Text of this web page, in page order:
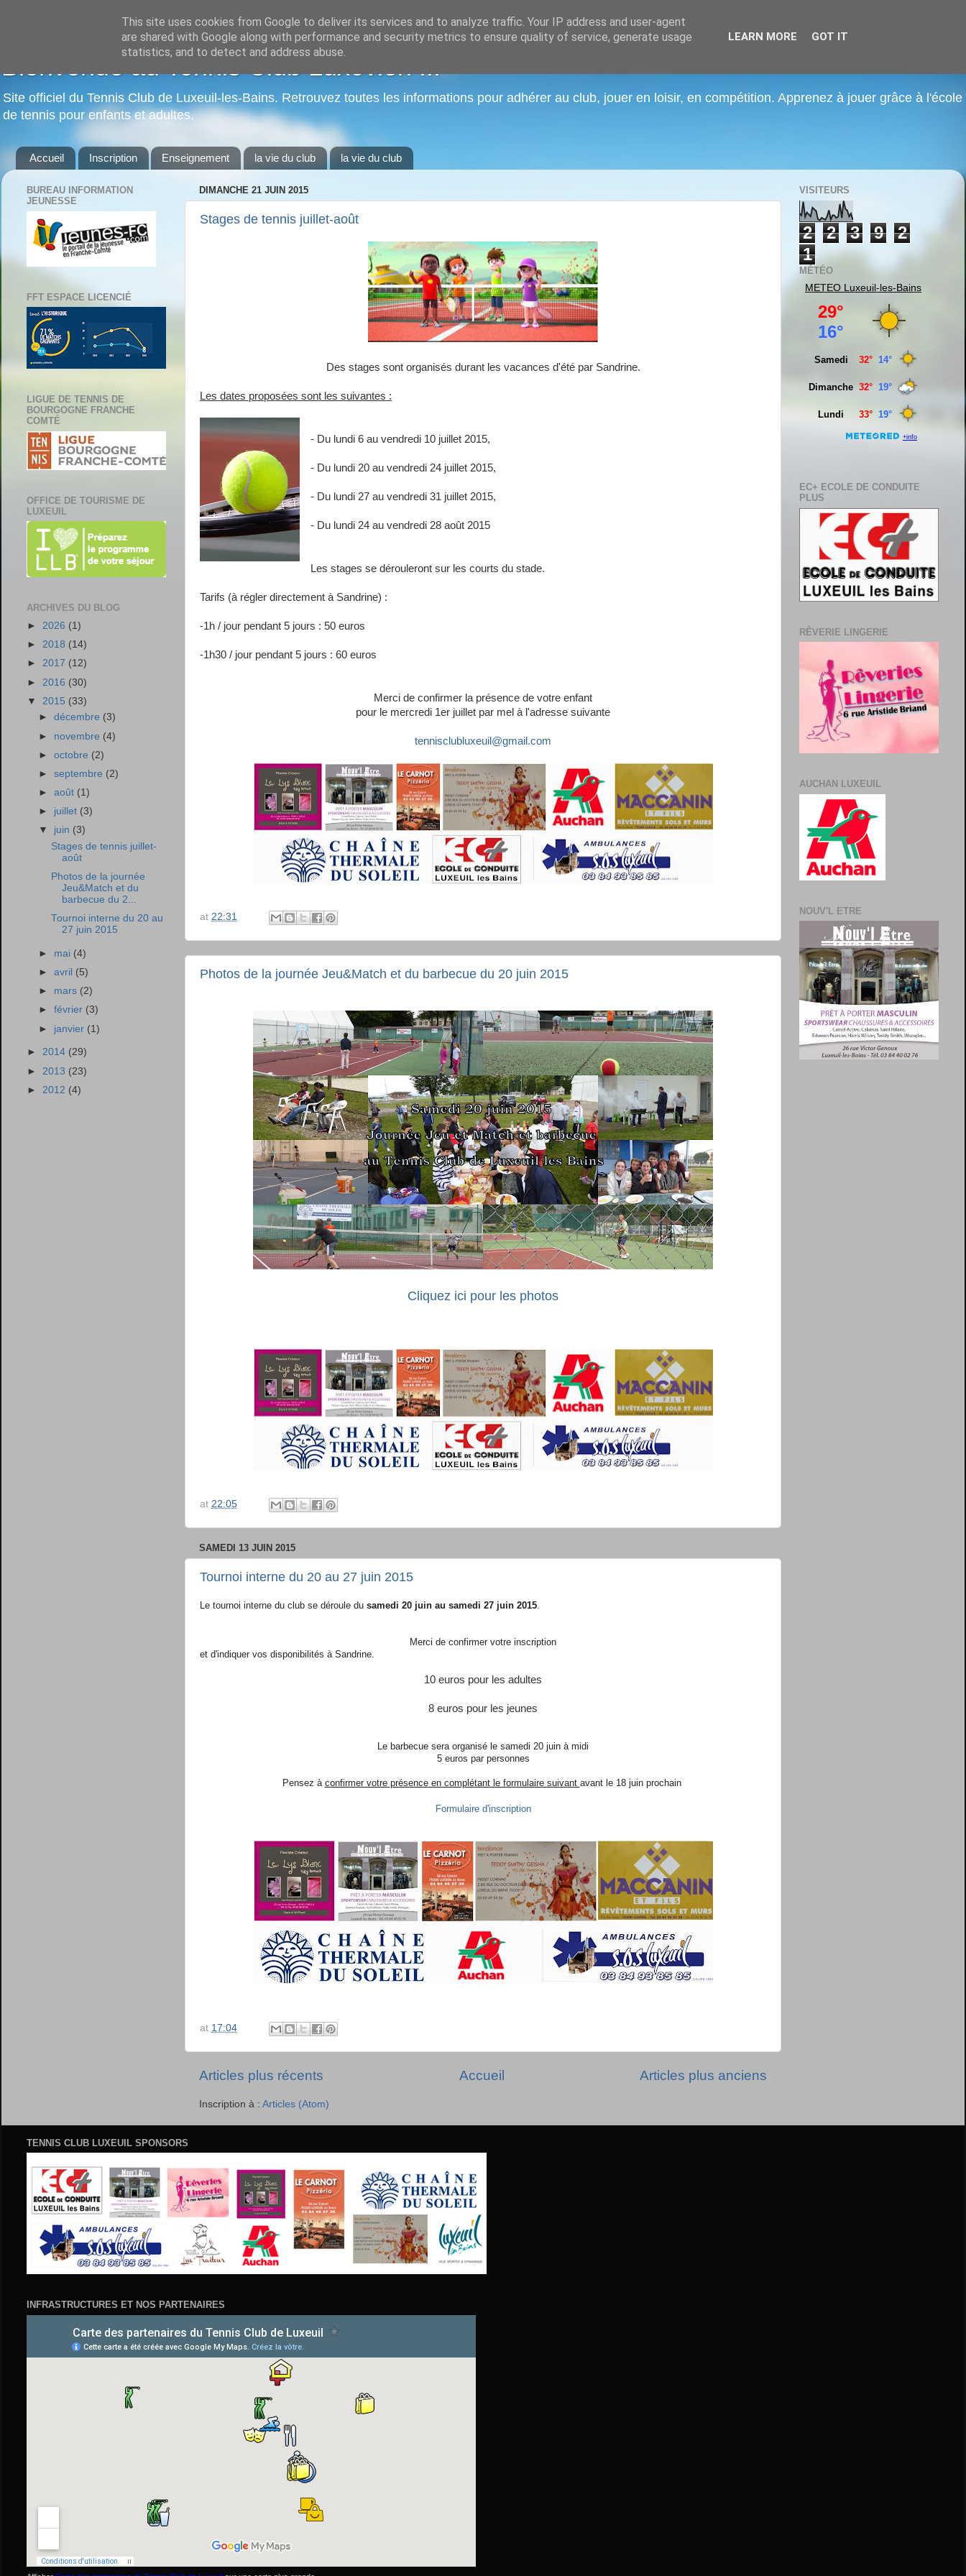
Bienvenue au Tennis Club Luxovien ...
Site officiel du Tennis Club de Luxeuil-les-Bains. Retrouvez toutes les informations pour adhérer au club, jouer en loisir, en compétition. Apprenez à jouer grâce à l'école
de tennis pour enfants et adultes.
Accueil Inscription Enseignement la vie du club la vie du club
DIMANCHE 21 JUIN 2015
Stages de tennis juillet-août
Des stages sont organisés durant les vacances d'été par Sandrine.
Les dates proposées sont les suivantes :
- Du lundi 6 au vendredi 10 juillet 2015,
- Du lundi 20 au vendredi 24 juillet 2015,
- Du lundi 27 au vendredi 31 juillet 2015,
- Du lundi 24 au vendredi 28 août 2015
Les stages se dérouleront sur les courts du stade.
Tarifs (à régler directement à Sandrine) :
-1h / jour pendant 5 jours : 50 euros
-1h30 / jour pendant 5 jours : 60 euros
Merci de confirmer la présence de votre enfant
pour le mercredi 1er juillet par mel à l'adresse suivante
tennisclubluxeuil@gmail.com
at 22:31
Photos de la journée Jeu&Match et du barbecue du 20 juin 2015
Cliquez ici pour les photos
at 22:05
SAMEDI 13 JUIN 2015
Tournoi interne du 20 au 27 juin 2015
Le tournoi interne du club se déroule du samedi 20 juin au samedi 27 juin 2015.
Merci de confirmer votre inscription
et d'indiquer vos disponibilités à Sandrine.
10 euros pour les adultes
8 euros pour les jeunes
Le barbecue sera organisé le samedi 20 juin à midi
5 euros par personnes
Pensez à confirmer votre présence en complétant le formulaire suivant avant le 18 juin prochain
Formulaire d'inscription
at 17:04
Articles plus récents Articles plus anciens
Accueil
Inscription à : Articles (Atom)
BUREAU INFORMATION
JEUNESSE
FFT ESPACE LICENCIÉ
LIGUE DE TENNIS DE
BOURGOGNE FRANCHE
COMTÉ
OFFICE DE TOURISME DE
LUXEUIL
ARCHIVES DU BLOG
► 2026 (1)
► 2018 (14)
► 2017 (12)
► 2016 (30)
▼ 2015 (33)
►décembre (3)
► novembre (4)
►octobre (2)
►septembre (2)
►août (1)
► juillet (3)
▼ juin (3)
Stages de tennis juillet-
août
Photos de la journée
Jeu&Match et du
barbecue du 2...
Tournoi interne du 20 au
27 juin 2015
► mai (4)
►avril (5)
► mars (2)
►février (3)
► janvier (1)
► 2014 (29)
► 2013 (23)
► 2012 (4)
VISITEURS
2 2 3 9
2
1
MÉTÉO
METEO Luxeuil-les-Bains
EC+ ECOLE DE CONDUITE
PLUS
RÊVERIE LINGERIE
AUCHAN LUXEUIL
NOUV'L ETRE
TENNIS CLUB LUXEUIL SPONSORS
INFRASTRUCTURES ET NOS PARTENAIRES
This site uses cookies from Google to deliver its services and to analyze traffic. Your IP address and user-agent
are shared with Google along with performance and security metrics to ensure quality of service, generate usage
statistics, and to detect and address abuse.
LEARN MORE GOT IT